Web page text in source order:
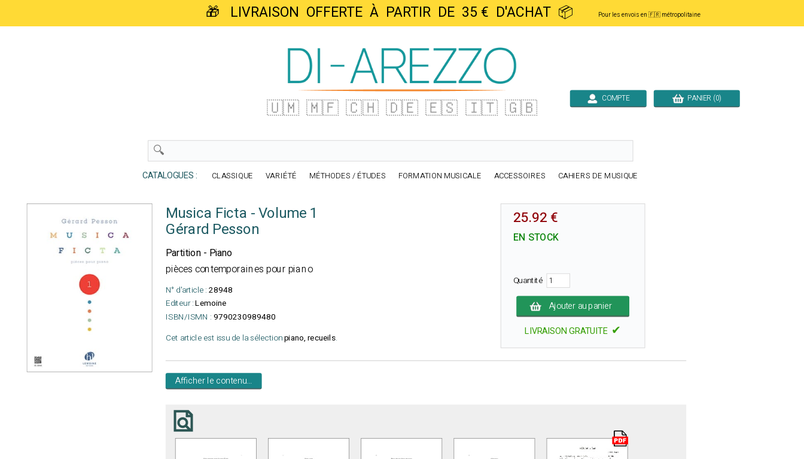
🎁 LIVRAISON OFFERTE À PARTIR DE 35 € D'ACHAT 📦 Pour les envois en 🇫🇷 métropolitaine
🇺🇲 🇲🇫 🇨🇭 🇩🇪 🇪🇸 🇮🇹 🇬🇧 COMPTE PANIER (0)
CATALOGUES : CLASSIQUE VARIÉTÉ MÉTHODES / ÉTUDES FORMATION MUSICALE ACCESSOIRES CAHIERS DE MUSIQUE
Musica Ficta - Volume 1
Gérard Pesson
Partition - Piano
pièces contemporaines pour piano
N° d'article : 28948
Editeur :Lemoine
ISBN/ISMN : 9790230989480
Cet article est issu de la sélectionpiano, recueils.
25.92 €
EN STOCK
Quantité
Ajouter au panier
LIVRAISON GRATUITE ✔
Afficher le contenu...